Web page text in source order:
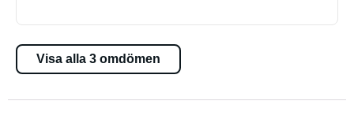
Visa alla 3 omdömen